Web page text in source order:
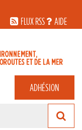
FLUX RSS
AIDE
ADHÉSION